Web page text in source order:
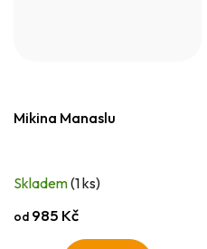
Mikina Manaslu
Skladem(1 ks)
od 985 Kč